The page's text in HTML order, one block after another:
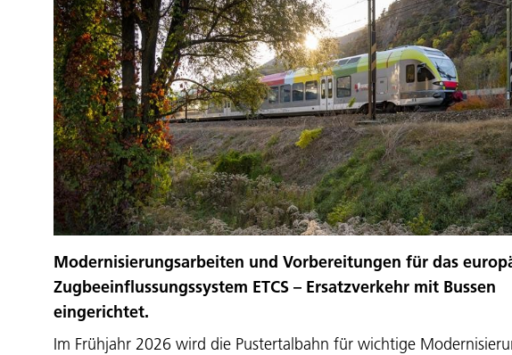
Modernisierungsarbeiten und Vorbereitungen für das
Zugbeeinflussungssystem ETCS – Ersatzverkehr mit Bussen
eingerichtet.
Im Frühjahr 2026 wird die Pustertalbahn für wichtige